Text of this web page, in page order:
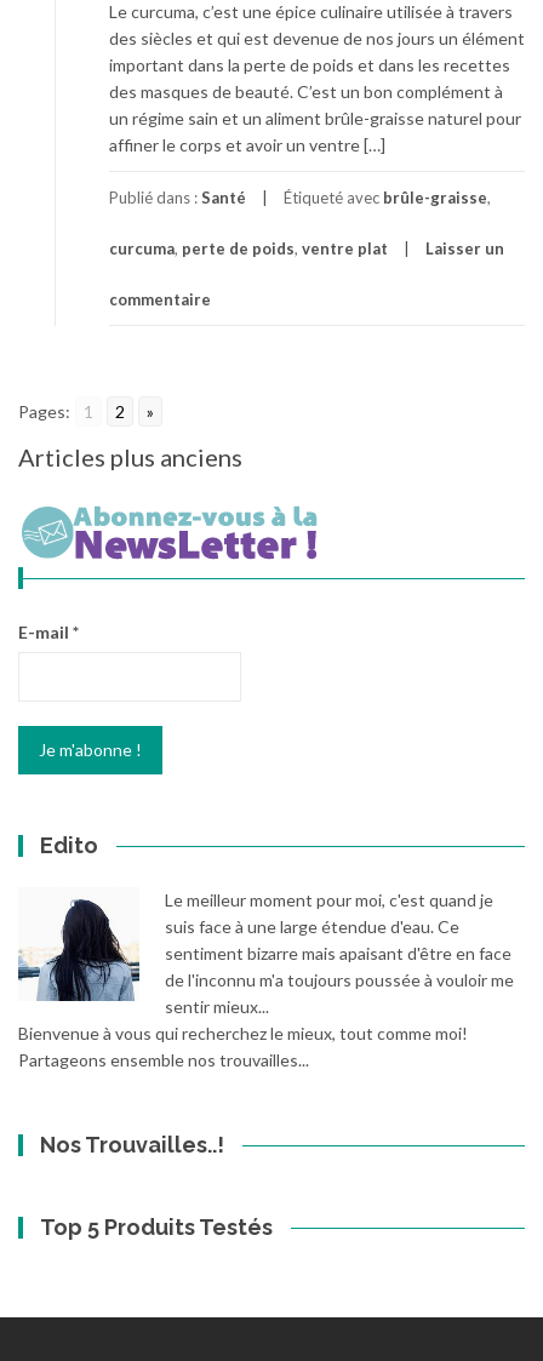
Le curcuma, c’est une épice culinaire utilisée à travers
des siècles et qui est devenue de nos jours un élément
important dans la perte de poids et dans les recettes
des masques de beauté. C’est un bon complément à
un régime sain et un aliment brûle-graisse naturel pour
affiner le corps et avoir un ventre […]
Publié dans :Santé Étiqueté avec brûle-graisse,
curcuma, perte de poids, ventre plat Laisser un
commentaire
Pages: 1 2 »
Navigation
articles
Articles plus anciens
E-mail *
Edito
Le meilleur moment pour moi, c'est quand je
suis face à une large étendue d'eau. Ce
sentiment bizarre mais apaisant d'être en face
de l'inconnu m'a toujours poussée à vouloir me
sentir mieux...
Bienvenue à vous qui recherchez le mieux, tout comme moi!
Partageons ensemble nos trouvailles...
Nos Trouvailles..!
Top 5 Produits Testés